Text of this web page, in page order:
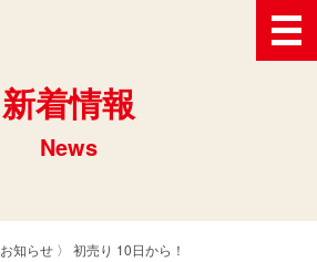
新着情報
News
お知らせ〉 初売り 10日から！